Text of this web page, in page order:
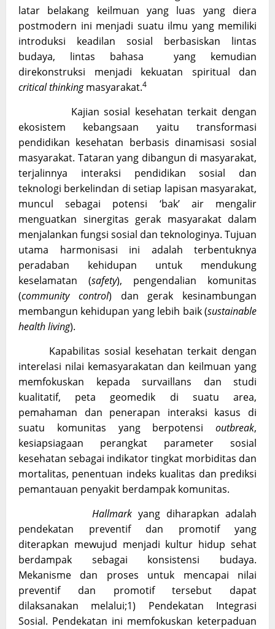
latar belakang keilmuan yang luas yang diera
postmodern ini menjadi suatu ilmu yang memiliki
introduksi keadilan sosial berbasiskan lintas
budaya, lintas bahasa yang kemudian
direkonstruksi menjadi kekuatan spiritual dan
critical thinkingmasyarakat.4
Kajian sosial kesehatan terkait dengan
ekosistem kebangsaan yaitu transformasi
pendidikan kesehatan berbasis dinamisasi sosial
masyarakat. Tataran yang dibangun di masyarakat,
terjalinnya interaksi pendidikan sosial dan
teknologi berkelindan di setiap lapisan masyarakat,
muncul sebagai potensi ‘bak’ air mengalir
menguatkan sinergitas gerak masyarakat dalam
menjalankan fungsi sosial dan teknologinya. Tujuan
utama harmonisasi ini adalah terbentuknya
peradaban kehidupan untuk mendukung
keselamatan (safety), pengendalian komunitas
(community control) dan gerak kesinambungan
membangun kehidupan yang lebih baik (sustainable
health living).
Kapabilitas sosial kesehatan terkait dengan
interelasi nilai kemasyarakatan dan keilmuan yang
memfokuskan kepada survaillans dan studi
kualitatif, peta geomedik di suatu area,
pemahaman dan penerapan interaksi kasus di
suatu komunitas yang berpotensi outbreak,
kesiapsiagaan perangkat parameter sosial
kesehatan sebagai indikator tingkat morbiditas dan
mortalitas, penentuan indeks kualitas dan prediksi
pemantauan penyakit berdampak komunitas.
Hallmark yang diharapkan adalah
pendekatan preventif dan promotif yang
diterapkan mewujud menjadi kultur hidup sehat
berdampak sebagai konsistensi budaya.
Mekanisme dan proses untuk mencapai nilai
preventif dan promotif tersebut dapat
dilaksanakan melalui;1) Pendekatan Integrasi
Sosial. Pendekatan ini memfokuskan keterpaduan